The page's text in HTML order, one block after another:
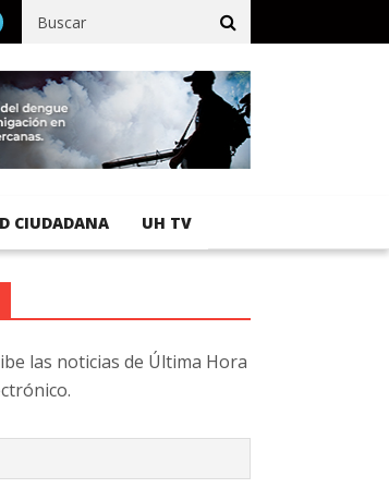
% de avance en obras de terracería
CIUDADANA UH TV
las noticias de Última Hora